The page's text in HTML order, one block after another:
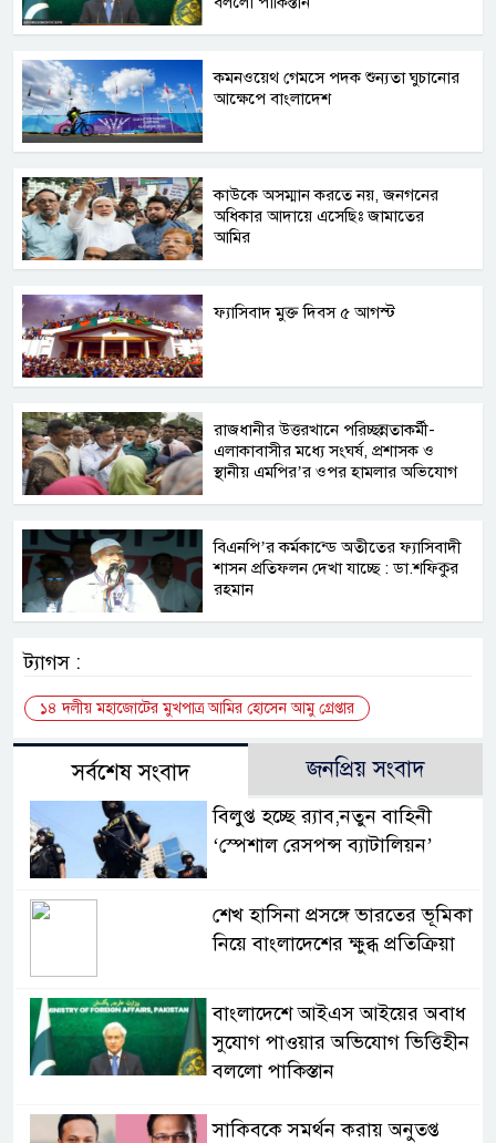
কমনওয়েথ গেমসে পদক শুন্যতা ঘুচানোর
আক্ষেপে বাংলাদেশ
কাউকে অসম্মান করতে নয়, জনগনের
অধিকার আদায়ে এসেছিঃ জামাতের
আমির
ফ্যাসিবাদ মুক্ত দিবস ৫ আগস্ট
রাজধানীর উত্তরখানে পরিচ্ছন্নতাকর্মী-
এলাকাবাসীর মধ্যে সংঘর্ষ, প্রশাসক ও
স্থানীয় এমপির’র ওপর হামলার অভিযোগ
বিএনপি’র কর্মকান্ডে অতীতের ফ্যাসিবাদী
শাসন প্রতিফলন দেখা যাচ্ছে : ডা.শফিকুর
রহমান
ট্যাগস :
১৪ দলীয় মহাজোটের মুখপাত্র আমির হোসেন আমু গ্রেপ্তার
সর্বশেষ সংবাদ জনপ্রিয় সংবাদ
বিলুপ্ত হচ্ছে র‍্যাব,নতুন বাহিনী
‘স্পেশাল রেসপন্স ব্যাটালিয়ন’
শেখ হাসিনা প্রসঙ্গে ভারতের ভূমিকা
নিয়ে বাংলাদেশের ক্ষুব্ধ প্রতিক্রিয়া
বাংলাদেশে আইএস আইয়ের অবাধ
সুযোগ পাওয়ার অভিযোগ ভিত্তিহীন
বললো পাকিস্তান
সাকিবকে সমর্থন করায় অনুতপ্ত